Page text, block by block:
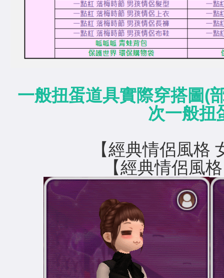
一般扭蛋道具實際穿搭圖(
次一般扭
【經典情侶風
【經典情侶風